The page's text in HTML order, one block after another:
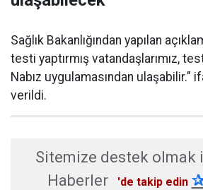
Sağlık Bakanlığından yapılan
testi yaptırmış vatandaşlarımız,
Nabız uygulamasından ulaşabilir."
verildi.
Sitemize destek olmak
Haberler
'de takip edin